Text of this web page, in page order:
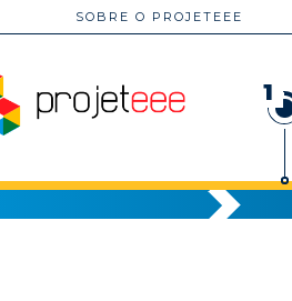
SOBRE O PROJETEEE
1